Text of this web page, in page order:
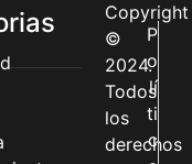
Copyright
©
2024.
Todos
los
derechos
P
o
lí
ti
c